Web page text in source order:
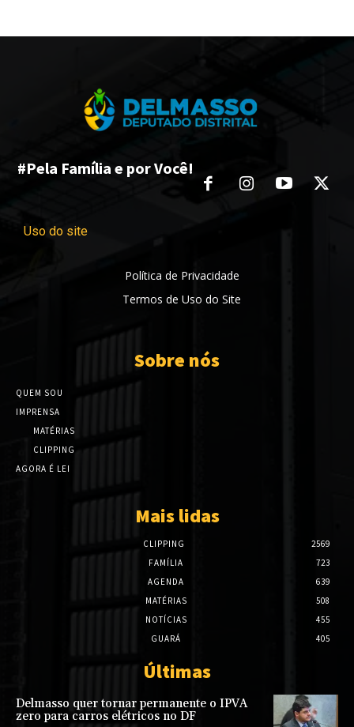
#Pela Família e por Você!
Uso do site
Política de Privacidade
Termos de Uso do Site
Sobre nós
QUEM SOU
IMPRENSA
MATÉRIAS
CLIPPING
AGORA É LEI
Mais lidas
CLIPPING
2569
FAMÍLIA
723
AGENDA
639
MATÉRIAS
508
NOTÍCIAS
455
GUARÁ
405
Últimas
Delmasso quer tornar permanente o IPVA
zero para carros elétricos no DF